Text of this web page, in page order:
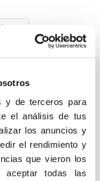
y de terceros para
el análisis de tus
los anuncios y
el rendimiento y
que vieron los
aceptar todas las
optimismo. No se